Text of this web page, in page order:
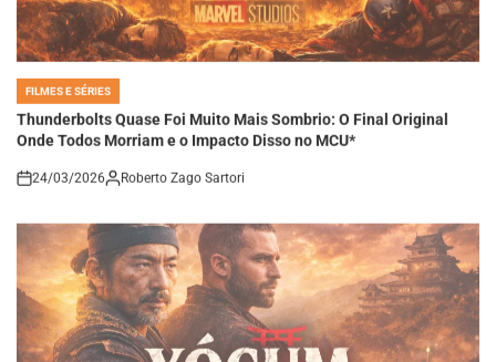
POSTED
INThunderbolts Quase Foi Muito Mais Sombrio: O Final Original
Onde Todos Morriam e o Impacto Disso no MCU*